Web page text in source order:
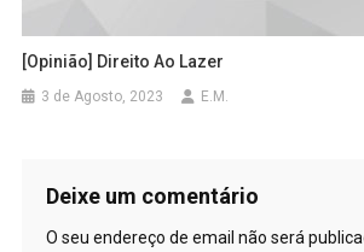
[Opinião] Direito Ao Lazer
3 de Agosto, 2023 E.M.
Deixe um comentário
O seu endereço de email não será